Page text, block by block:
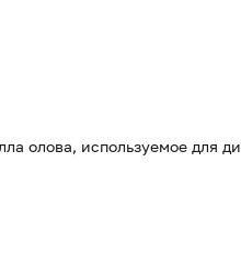
олова, используемое для